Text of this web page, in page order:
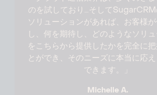
のを試しており…そしてSugarCRM
ソリューションがあれば、お客様が
し、何を期待し、どのようなソリ
をこちらから提供したかを完全に把
とができ、そのニーズに本当に応
できます。」
Michelle A.